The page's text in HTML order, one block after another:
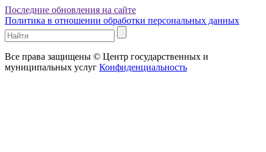
Последние обновления на сайте
Политика в отношении обработки персональных данных
Все права защищены © Центр государственных и
муниципальных услуг Конфиденциальность